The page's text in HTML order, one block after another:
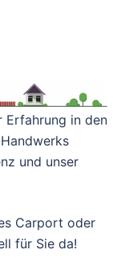
Erfahrung in den
und unser
Carport oder
für Sie da!